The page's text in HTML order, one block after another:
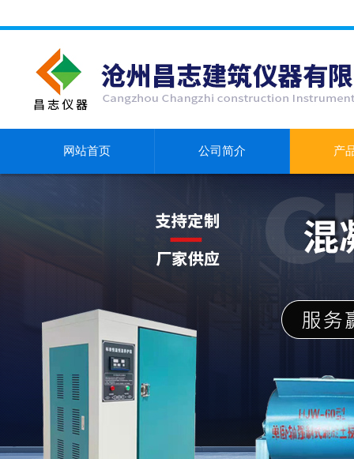
网站首页 公司简介 产